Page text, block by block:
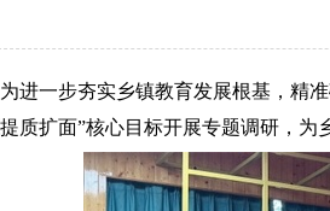
为进一步夯实乡镇教育发展根基，精
质扩面”核心目标开展专题调研，为